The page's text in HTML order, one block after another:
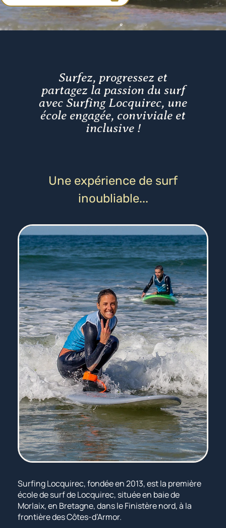
Surfez, progressez et
partagez la passion du surf
avec Surfing Locquirec, une
école engagée, conviviale et
inclusive !
Une expérience de surf
inoubliable...
Surfing Locquirec, fondée en 2013, est la première
école de surf de Locquirec, située en baie de
Morlaix, en Bretagne, dans le Finistère nord, à la
frontière des Côtes-d’Armor.